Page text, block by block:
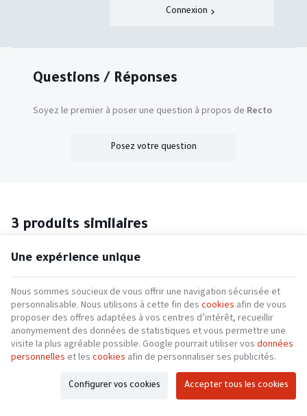
Connexion
Questions / Réponses
Soyez le premier à poser une question à propos de Recto
Posez votre question
3 produits similaires
Une expérience unique
Nous sommes soucieux de vous offrir une navigation sécurisée et
personnalisable. Nous utilisons à cette fin des cookies afin de vous
proposer des offres adaptées à vos centres d’intérêt, recueillir
anonymement des données de statistiques et vous permettre une
visite la plus agréable possible. Google pourrait utiliser vos données
personnelles et les cookies afin de personnaliser ses publicités.
Configurer vos cookies Accepter tous les cookies